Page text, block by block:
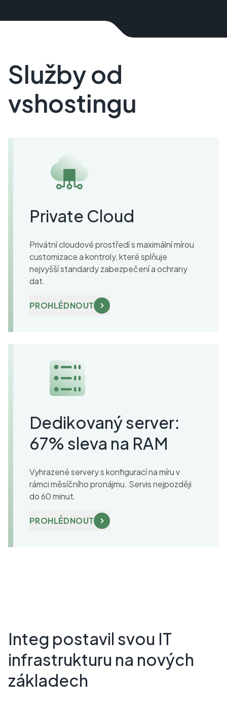
Služby od
vshostingu
Private Cloud
Privátní cloudové prostředí s maximální mírou
customizace a kontroly, které splňuje
nejvyšší standardy zabezpečení a ochrany
dat.
PROHLÉDNOUT
Dedikovaný server:
67% sleva na RAM
Vyhrazené servery s konfigurací na míru v
rámci měsíčního pronájmu. Servis nejpozději
do 60 minut.
PROHLÉDNOUT
Integ postavil svou IT
infrastrukturu na nových
základech